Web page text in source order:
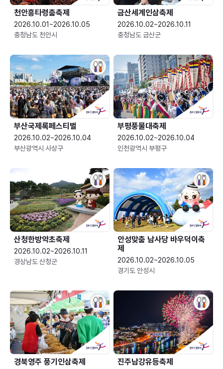
천안흥타령춤축제
2026.10.01~2026.10.05
충청남도 천안시
금산세계인삼축제
2026.10.02~2026.10.11
충청남도 금산군
부산국제록페스티벌
2026.10.02~2026.10.04
부산광역시 사상구
부평풍물대축제
2026.10.02~2026.10.04
인천광역시 부평구
산청한방약초축제
2026.10.02~2026.10.11
경상남도 산청군
안성맞춤 남사당 바우덕이축
제
2026.10.02~2026.10.05
경기도 안성시
경북영주 풍기인삼축제 진주남강유등축제